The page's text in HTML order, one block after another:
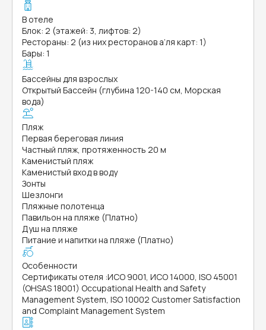
В отеле
Блок: 2 (этажей: 3, лифтов: 2)
Рестораны: 2 (из них ресторанов а’ля карт: 1)
Бары: 1
Бассейны для взрослых
Открытый Бассейн (глубина 120-140 см, Морская
вода)
Пляж
Первая береговая линия
Частный пляж, протяженность 20 м
Каменистый пляж
Каменистый вход в воду
Зонты
Шезлонги
Пляжные полотенца
Павильон на пляже (Платно)
Душ на пляже
Питание и напитки на пляже (Платно)
Особенности
Сертификаты отеля :ИСО 9001, ИСО 14000, ISO 45001
(OHSAS 18001) Occupational Health and Safety
Management System, ISO 10002 Customer Satisfaction
and Complaint Management System